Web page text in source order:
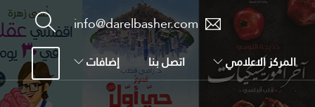
info@darelbasher.com
المركز الاعلامي اتصل بنا إضافات